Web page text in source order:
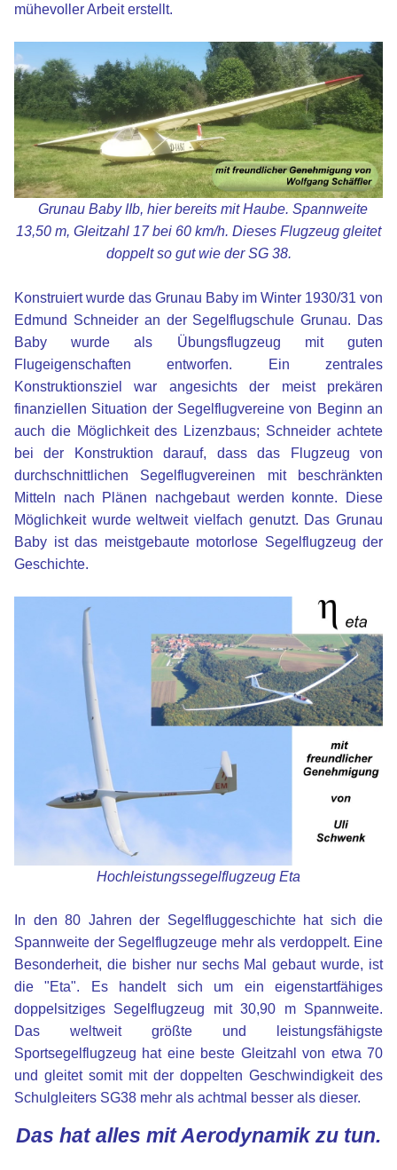
mühevoller Arbeit erstellt.
Grunau Baby IIb, hier bereits mit Haube. Spannweite
13,50 m, Gleitzahl 17 bei 60 km/h. Dieses Flugzeug gleitet
doppelt so gut wie der SG 38.
Konstruiert wurde das Grunau Baby im Winter 1930/31 von
Edmund Schneider an der Segelflugschule Grunau. Das
Baby wurde als Übungsflugzeug mit guten
Flugeigenschaften entworfen. Ein zentrales
Konstruktionsziel war angesichts der meist prekären
finanziellen Situation der Segelflugvereine von Beginn an
auch die Möglichkeit des Lizenzbaus; Schneider achtete
bei der Konstruktion darauf, dass das Flugzeug von
durchschnittlichen Segelflugvereinen mit beschränkten
Mitteln nach Plänen nachgebaut werden konnte. Diese
Möglichkeit wurde weltweit vielfach genutzt. Das Grunau
Baby ist das meistgebaute motorlose Segelflugzeug der
Geschichte.
Hochleistungssegelflugzeug Eta
In den 80 Jahren der Segelfluggeschichte hat sich die
Spannweite der Segelflugzeuge mehr als verdoppelt. Eine
Besonderheit, die bisher nur sechs Mal gebaut wurde, ist
die "Eta". Es handelt sich um ein eigenstartfähiges
doppelsitziges Segelflugzeug mit 30,90 m Spannweite.
Das weltweit größte und leistungsfähigste
Sportsegelflugzeug hat eine beste Gleitzahl von etwa 70
und gleitet somit mit der doppelten Geschwindigkeit des
Schulgleiters SG38 mehr als achtmal besser als dieser.
Das hat alles mit Aerodynamik zu tun.